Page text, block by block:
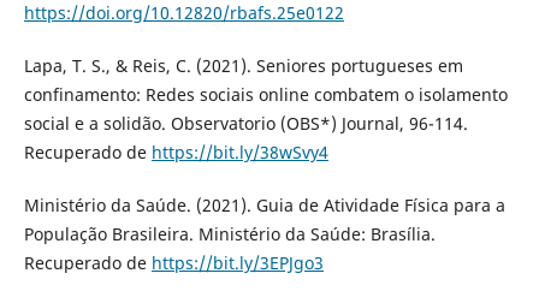
https://doi.org/10.12820/rbafs.25e0122
Lapa, T. S., & Reis, C. (2021). Seniores portugueses em
confinamento: Redes sociais online combatem o isolamento
social e a solidão. Observatorio (OBS*) Journal, 96-114.
Recuperado de https://bit.ly/38wSvy4
Ministério da Saúde. (2021). Guia de Atividade Física para a
População Brasileira. Ministério da Saúde: Brasília.
Recuperado de https://bit.ly/3EPJgo3